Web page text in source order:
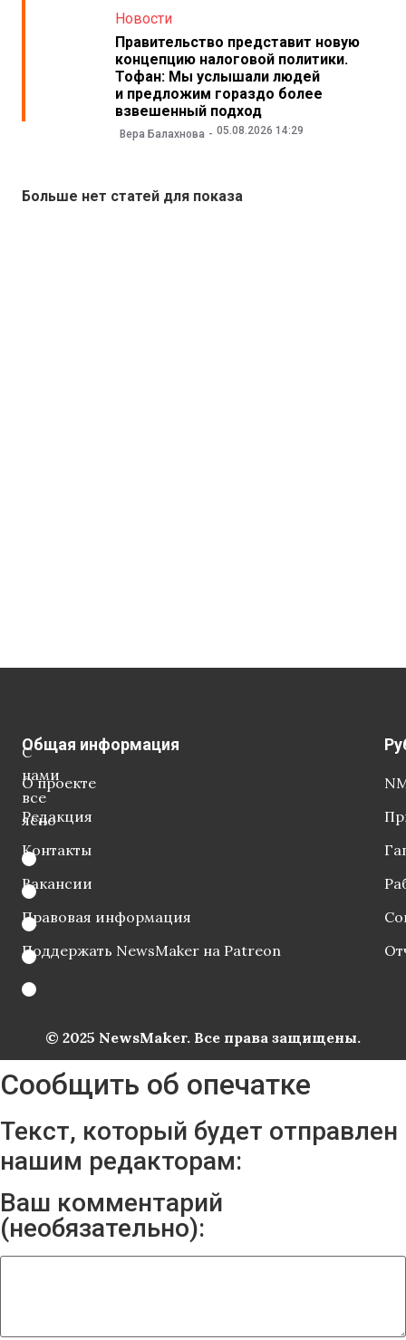
Новости
Правительство представит новую
концепцию налоговой политики.
Тофан: Мы услышали людей
и предложим гораздо более
взвешенный подход
Вера Балахнова 05.08.2026 14:29
Больше нет статей для показа
С
нами
все
ясно
Общая информация
О проекте
Редакция
Контакты
Вакансии
Правовая информация
Поддержать NewsMaker на Patreon
© 2025 NewsMaker. Все права защищены.
Сообщить об опечатке
Текст, который будет отправлен
нашим редакторам:
Ваш комментарий
(необязательно):